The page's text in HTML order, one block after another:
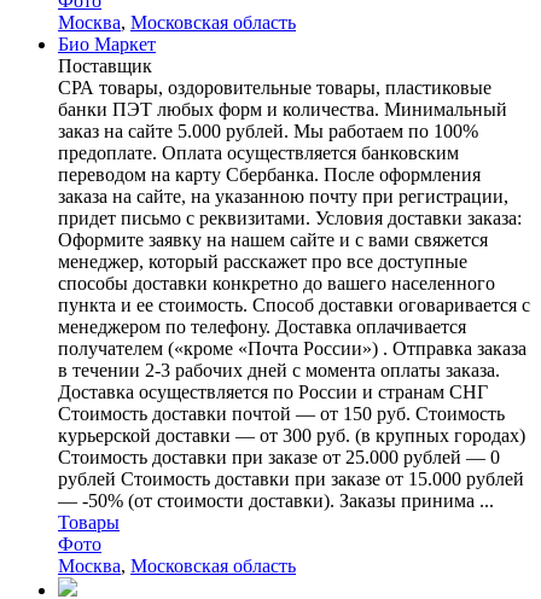
Москва, Московская область
Био Маркет
Поставщик
СРА товары, оздоровительные товары, пластиковые
банки ПЭТ любых форм и количества. Минимальный
заказ на сайте 5.000 рублей. Мы работаем по 100%
предоплате. Оплата осуществляется банковским
переводом на карту Сбербанка. После оформления
заказа на сайте, на указанною почту при регистрации,
придет письмо с реквизитами. Условия доставки заказа:
Оформите заявку на нашем сайте и с вами свяжется
менеджер, который расскажет про все доступные
способы доставки конкретно до вашего населенного
пункта и ее стоимость. Способ доставки оговаривается с
менеджером по телефону. Доставка оплачивается
получателем («кроме «Почта России») . Отправка заказа
в течении 2-3 рабочих дней с момента оплаты заказа.
Доставка осуществляется по России и странам СНГ
Стоимость доставки почтой — от 150 руб. Стоимость
курьерской доставки — от 300 руб. (в крупных городах)
Стоимость доставки при заказе от 25.000 рублей — 0
рублей Стоимость доставки при заказе от 15.000 рублей
— -50% (от стоимости доставки). Заказы принима ...
Товары
Фото
Москва, Московская область